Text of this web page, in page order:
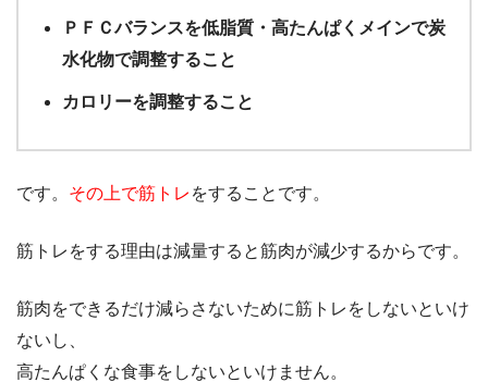
ＰＦＣバランスを低脂質・高たんぱくメインで炭
水化物で調整すること
カロリーを調整すること
です。 その上で筋トレ をすることです。
筋トレをする理由は減量すると筋肉が減少するからです。
筋肉をできるだけ減らさないために筋トレをしないといけ
ないし、
高たんぱくな食事をしないといけません。